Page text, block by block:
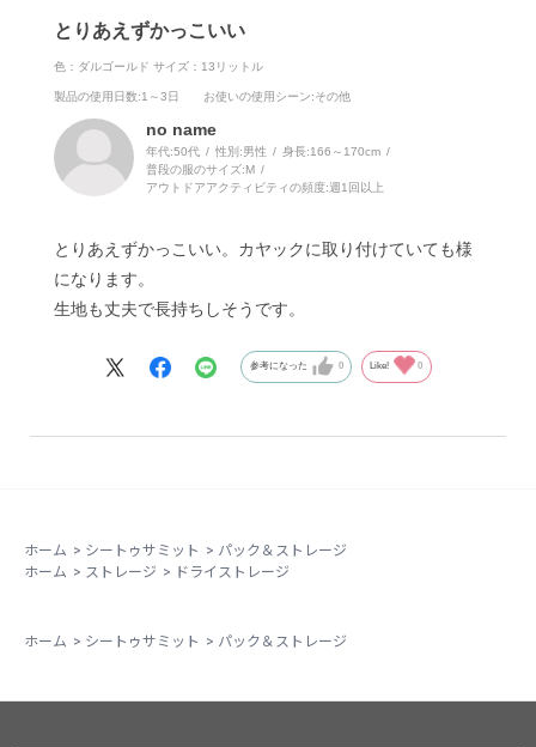
とりあえずかっこいい
色：ダルゴールド サイズ：13リットル
製品の使用日数:1～3日 お使いの使用シーン:その他
no name
年代:50代 性別:男性 身長:166～170cm
普段の服のサイズ:M
アウトドアアクティビティの頻度:週1回以上
とりあえずかっこいい。カヤックに取り付けていても様
になります。
生地も丈夫で長持ちしそうです。
参考になった 0 Like! 0
ホーム > シートゥサミット > パック＆ストレージ
ホーム > ストレージ > ドライストレージ
ホーム > シートゥサミット > パック＆ストレージ